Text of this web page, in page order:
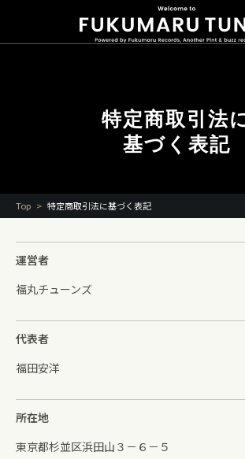
特定商取引法
基づく表記
Top 特定商取引法に基づく表記
運営者
福丸チューンズ
代表者
福田安洋
所在地
東京都杉並区浜田山３－６－５